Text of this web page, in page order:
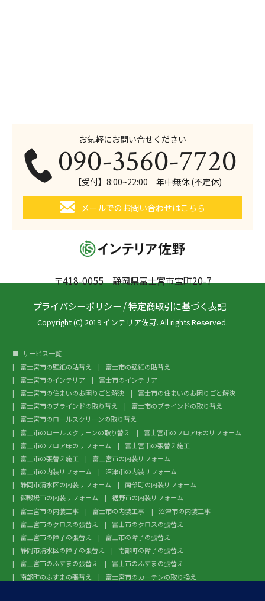
〒418-0055 静岡県富士宮市宝町20-7
お気軽にお問い合せください
090-3560-7720
【受付】8:00~22:00 年中無休 (不定休)
メールでのお問い合わせはこちら
プライバシーポリシー /特定商取引に基づく表記
Copyright (C) 2019 インテリア佐野. All rights Reserved.
サービス一覧
富士宮市の壁紙の貼替え
富士市の壁紙の貼替え
富士宮市のインテリア
富士市のインテリア
富士宮市の住まいのお困りごと解決
富士市の住まいのお困りごと解決
富士宮市のブラインドの取り替え
富士市のブラインドの取り替え
富士宮市のロールスクリーンの取り替え
富士市のロールスクリーンの取り替え
富士宮市のフロア床のリフォーム
富士市のフロア床のリフォーム
富士宮市の張替え施工
富士市の張替え施工
富士宮市の内装リフォーム
富士市の内装リフォーム
沼津市の内装リフォーム
静岡市清水区の内装リフォーム
南部町の内装リフォーム
御殿場市の内装リフォーム
裾野市の内装リフォーム
富士宮市の内装工事
富士市の内装工事
沼津市の内装工事
富士宮市のクロスの張替え
富士市のクロスの張替え
富士宮市の障子の張替え
富士市の障子の張替え
静岡市清水区の障子の張替え
南部町の障子の張替え
富士宮市のふすまの張替え
富士市のふすまの張替え
南部町のふすまの張替え
富士宮市のカーテンの取り換え